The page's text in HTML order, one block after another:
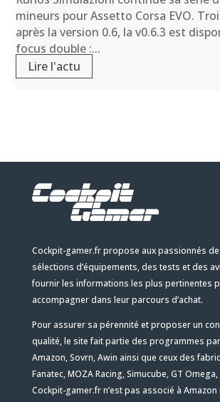
mineurs pour Assetto Corsa EVO.
après la version 0.6, la v0.6.3 est
focus double :...
Lire l'actu
Cockpit-gamer.fr propose aux passionnés
sélections d’équipements, des tests et des
fournir les informations les plus pertinentes
accompagner dans leur parcours d’achat.
Pour assurer sa pérennité et proposer un
qualité, le site fait partie des programmes
Amazon, Sovrn, Awin ainsi que ceux des
Fanatec, MOZA Racing, Simucube, GT Omega,
Cockpit-gamer.fr n’est pas associé à Amazon